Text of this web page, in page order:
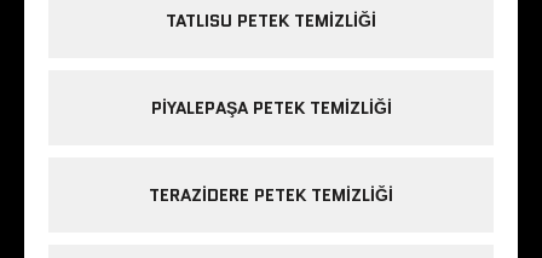
TATLISU PETEK TEMIZLIĞI
PIYALEPAŞA PETEK TEMIZLIĞI
TERAZIDERE PETEK TEMIZLIĞI